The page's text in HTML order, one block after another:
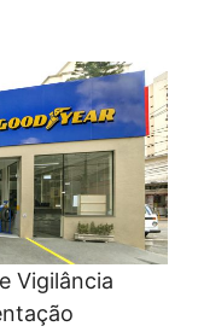
Vigilância